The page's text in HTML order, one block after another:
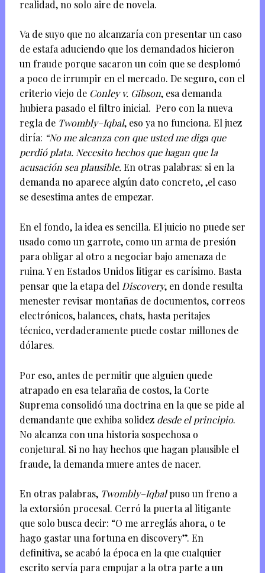
realidad, no solo aire de novela.
Va de suyo que no alcanzaría con presentar un caso
de estafa aduciendo que los demandados hicieron
un fraude porque sacaron un coin que se desplomó
a poco de irrumpir en el mercado. De seguro, con el
criterio viejo de Conley v. Gibson, esa demanda
hubiera pasado el filtro inicial. Pero con la nueva
regla de Twombly–Iqbal, eso ya no funciona. El juez
diría: “No me alcanza con que usted me diga que
perdió plata. Necesito hechos que hagan que la
acusación sea plausible.En otras palabras: si en la
demanda no aparece algún dato concreto, ,el caso
se desestima antes de empezar.
En el fondo, la idea es sencilla. El juicio no puede ser
usado como un garrote, como un arma de presión
para obligar al otro a negociar bajo amenaza de
ruina. Y en Estados Unidos litigar es carísimo. Basta
pensar que la etapa del Discovery, en donde resulta
menester revisar montañas de documentos, correos
electrónicos, balances, chats, hasta peritajes
técnico, verdaderamente puede costar millones de
dólares.
Por eso, antes de permitir que alguien quede
atrapado en esa telaraña de costos, la Corte
Suprema consolidó una doctrina en la que se pide al
demandante que exhiba solidez desde el principio.
No alcanza con una historia sospechosa o
conjetural. Si no hay hechos que hagan plausible el
fraude, la demanda muere antes de nacer.
En otras palabras, Twombly–Iqbalpuso un freno a
la extorsión procesal. Cerró la puerta al litigante
que solo busca decir: “O me arreglás ahora, o te
hago gastar una fortuna en discovery”. En
definitiva, se acabó la época en la que cualquier
escrito servía para empujar a la otra parte a un